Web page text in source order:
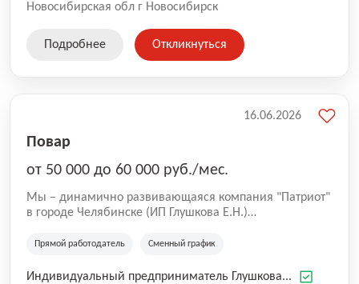
работают давно; Питание бесплатное; Ежемесячные
Доставка в ночное время на такси.
Новосибирская обл г Новосибирск
Подробнее Откликнуться
Повар
от 50 000 до 60 000 руб./мес.
Мы – динамично развивающаяся компания "Патриот"
в городе Челябинске (ИП Глушкова Е.Н.)
обслуживания и разнообразие предложений. Наша
уникальной атмосферы и качественного сервиса, что
Прямой работодатель Сменный график
Индивидуальный предприниматель Глушкова...
16.06.2026